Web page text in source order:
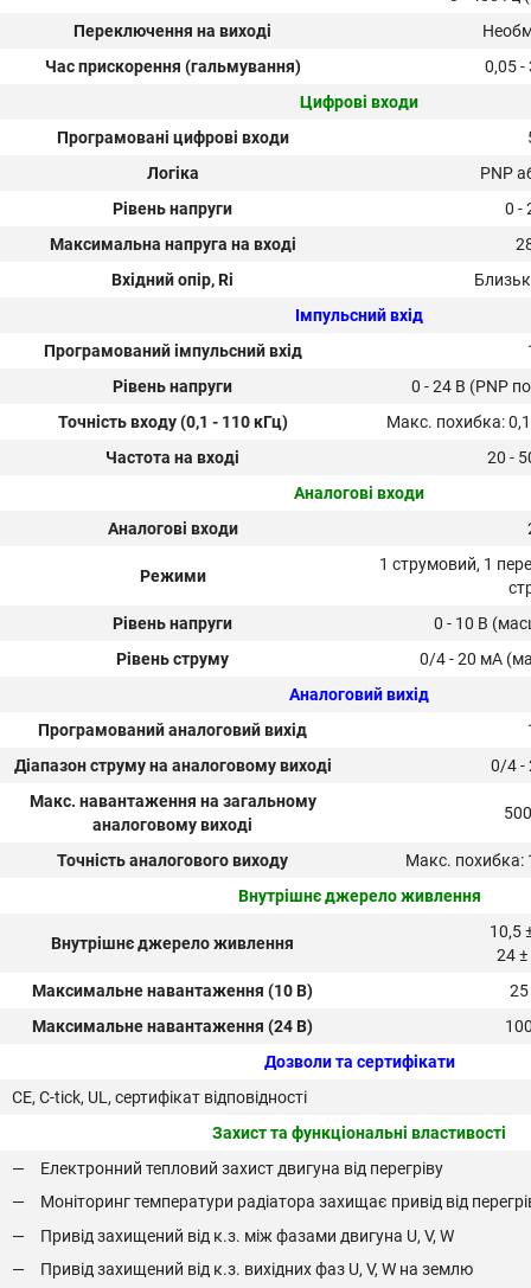
Переключення на виході
Час прискорення (гальмування)
0,05 -
Цифрові входи
Програмовані цифрові входи
Логіка
PNP
Рівень напруги
0 -
Максимальна напруга на вході
Вхідний опір, Ri
Імпульсний вхід
Програмований імпульсний вхід
Рівень напруги
0 - 24 В (PNP
Точність входу (0,1 - 110 кГц)
Макс. похибка:
Частота на вході
20 -
Аналогові входи
Аналогові входи
Режими
1 струмовий, 1
Рівень напруги
0 - 10 В
Рівень струму
0/4 - 20 мА
Аналоговий вихід
Програмований аналоговий вихід
Діапазон струму на аналоговому виході
0/4 -
Макс. навантаження на загальному
аналоговому виході
Точність аналогового виходу
Макс. похибка:
Внутрішнє джерело живлення
Внутрішнє джерело живлення
10,5
24 ±
Максимальне навантаження (10 В)
Максимальне навантаження (24 В)
Дозволи та сертифікати
CE, C-tick, UL, сертифікат відповідності
Захист та функціональні властивості
Електронний тепловий захист двигуна від перегріву
Моніторинг температури радіатора захищає привід від
Привід захищений від к.з. між фазами двигуна U, V, W
Привід захищений від к.з. вихідних фаз U, V, W на землю